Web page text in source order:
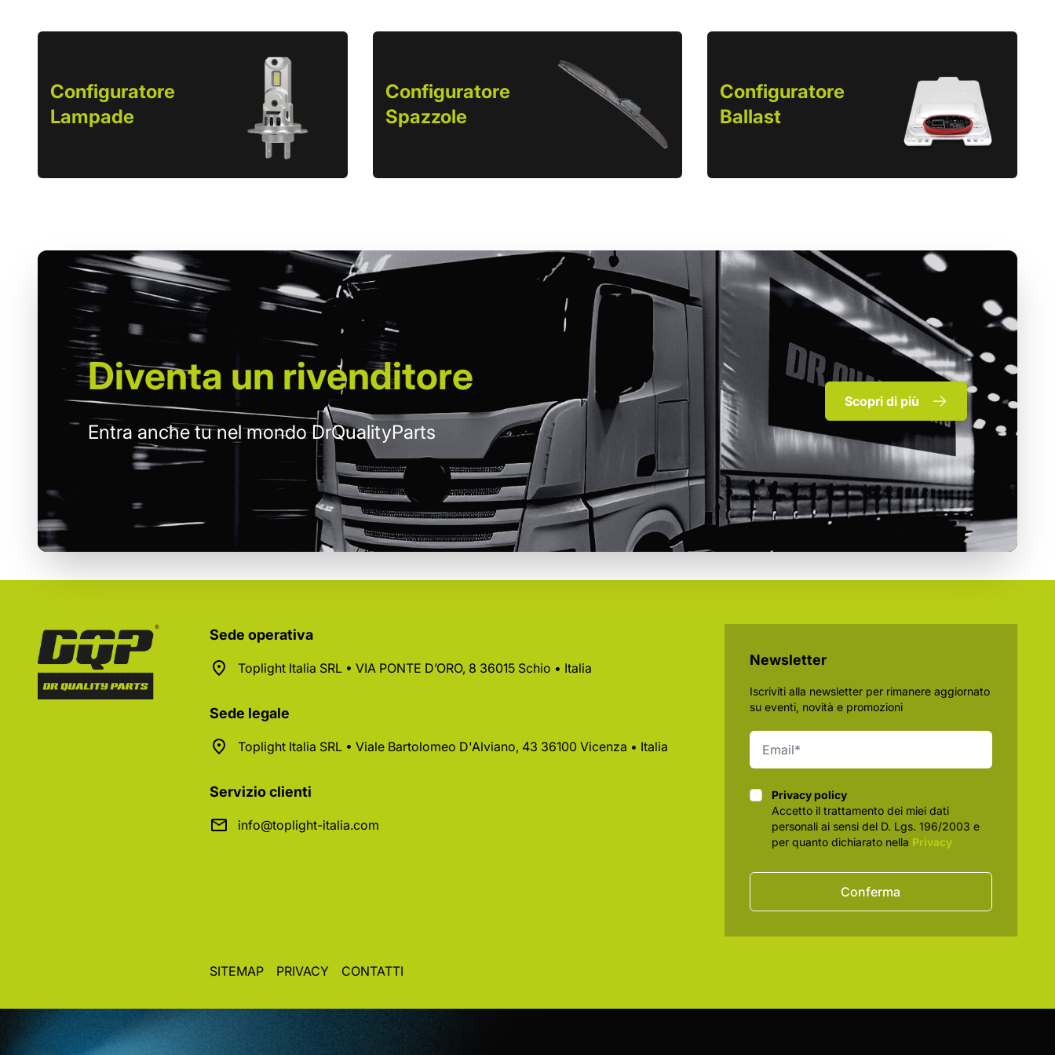
Configuratore
Lampade
Configuratore
Spazzole
Configuratore
Ballast
Diventa un rivenditore
Entra anche tu nel mondo DrQualityParts
Scopri di più
Sede operativa
Toplight Italia SRL • VIA PONTE D’ORO, 8 36015 Schio • Italia
Sede legale
Toplight Italia SRL • Viale Bartolomeo D'Alviano, 43 36100 Vicenza • Italia
Servizio clienti
info@toplight-italia.com
Newsletter
Iscriviti alla newsletter per rimanere aggiornato
su eventi, novità e promozioni
Privacy policy
Privacy policy
Accetto il trattamento dei miei dati
personali ai sensi del D. Lgs. 196/2003 e
per quanto dichiarato nella Privacy
Conferma
SITEMAP PRIVACY CONTATTI